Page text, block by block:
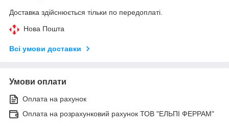
Доставка здійснюється тільки по передоплаті.
Нова Пошта
Всі умови доставки
Умови оплати
Оплата на рахунок
Оплата на розрахунковий рахунок ТОВ "ЕЛЬПІ ФЕРРАМ"